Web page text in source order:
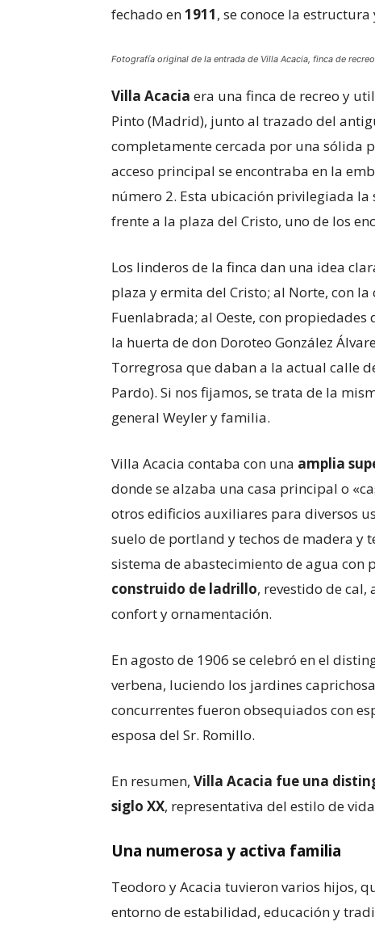
fechado en1911, se conoce la
Fotografía original de la entrada de Villa Acacia, finca de
Villa Acacia era una finca de recreo y
Pinto (Madrid), junto al trazado del
completamente cercada por una sólida
acceso principal se encontraba en la
número 2. Esta ubicación privilegiada
frente a la plaza del Cristo, uno de los
Los linderos de la finca dan una idea
plaza y ermita del Cristo; al Norte, con la
Fuenlabrada; al Oeste, con propiedades
la huerta de don Doroteo González
Torregrosa que daban a la actual calle
Pardo). Si nos fijamos, se trata de la
general Weyler y familia.
Villa Acacia contaba con una amplia
donde se alzaba una casa principal o
otros edificios auxiliares para diversos
suelo de portland y techos de madera y
sistema de abastecimiento de agua con
construido de ladrillo, revestido de
confort y ornamentación.
En agosto de 1906 se celebró en el
verbena, luciendo los jardines
concurrentes fueron obsequiados con
esposa del Sr. Romillo.
En resumen, Villa Acacia fue una
siglo XX, representativa del estilo de
Una numerosa y activa familia
Teodoro y Acacia tuvieron varios hijos,
entorno de estabilidad, educación y